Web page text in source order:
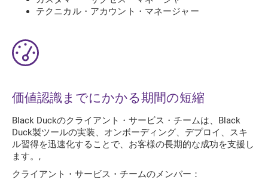
テクニカル・アカウント・マネージャー
価値認識までにかかる期間の短縮
Black Duckのクライアント・サービス・チームは、Black
Duck製ツールの実装、オンボーディング、デプロイ、スキ
ル習得を迅速化することで、お客様の長期的な成功を支援し
ます。,
クライアント・サービス・チームのメンバー：